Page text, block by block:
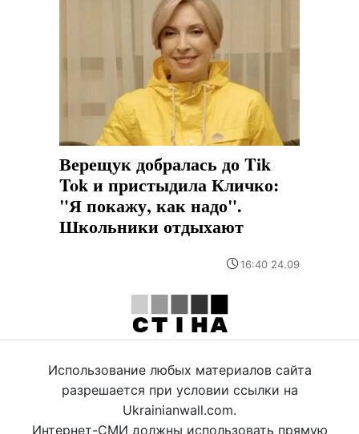
Верещук добралась до Tik
Tok и пристыдила Кличко:
"Я покажу, как надо".
Школьники отдыхают
16:40 24.09
Использование любых материалов сайта
разрешается при условии ссылки на
Ukrainianwall.com.
Интернет-СМИ должны использовать прямую